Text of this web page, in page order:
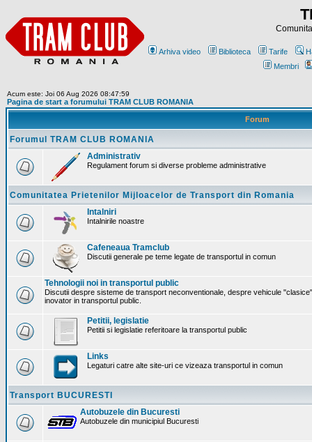
Arhiva video Biblioteca Tarife
Membri
Acum este: Joi 06 Aug 2026 08:47:59
Pagina de start a forumului TRAM CLUB ROMANIA
Forum
Forumul TRAM CLUB ROMANIA
Administrativ
Regulament forum si diverse probleme administrative
Comunitatea Prietenilor Mijloacelor de Transport din Romania
Intalniri
Intalnirile noastre
Cafeneaua Tramclub
Discutii generale pe teme legate de transportul in comun
Tehnologii noi in transportul public
Discutii despre sisteme de transport neconventionale, despre vehicule
inovator in transportul public.
Petitii, legislatie
Petitii si legislatie referitoare la transportul public
Links
Legaturi catre alte site-uri ce vizeaza transportul in comun
Transport BUCURESTI
Autobuzele din Bucuresti
Autobuzele din municipiul Bucuresti